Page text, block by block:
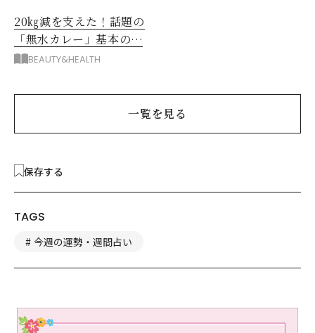
20㎏減を支えた！話題の
「無水カレー」基本の作
り方とおすすめルウ6選
BEAUTY&HEALTH
一覧を見る
保存する
TAGS
今週の運勢・週間占い